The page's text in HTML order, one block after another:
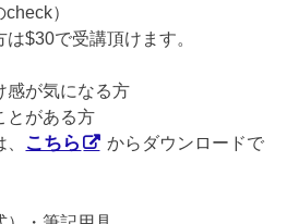
）
$30で受講頂けます。
感が気になる方
とがある方
こちら
からダウンロードで